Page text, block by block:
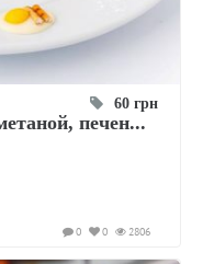
60 грн
печен...
2806
0
0